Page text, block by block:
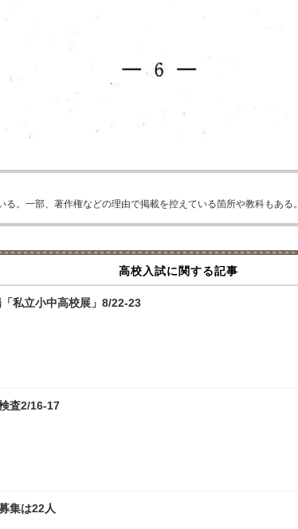
。一部、著作権などの理由で掲載を控えている箇所や教科もある。
高校入試に関する記事
私立小中高校展」8/22-23
査2/16-17
集は22人